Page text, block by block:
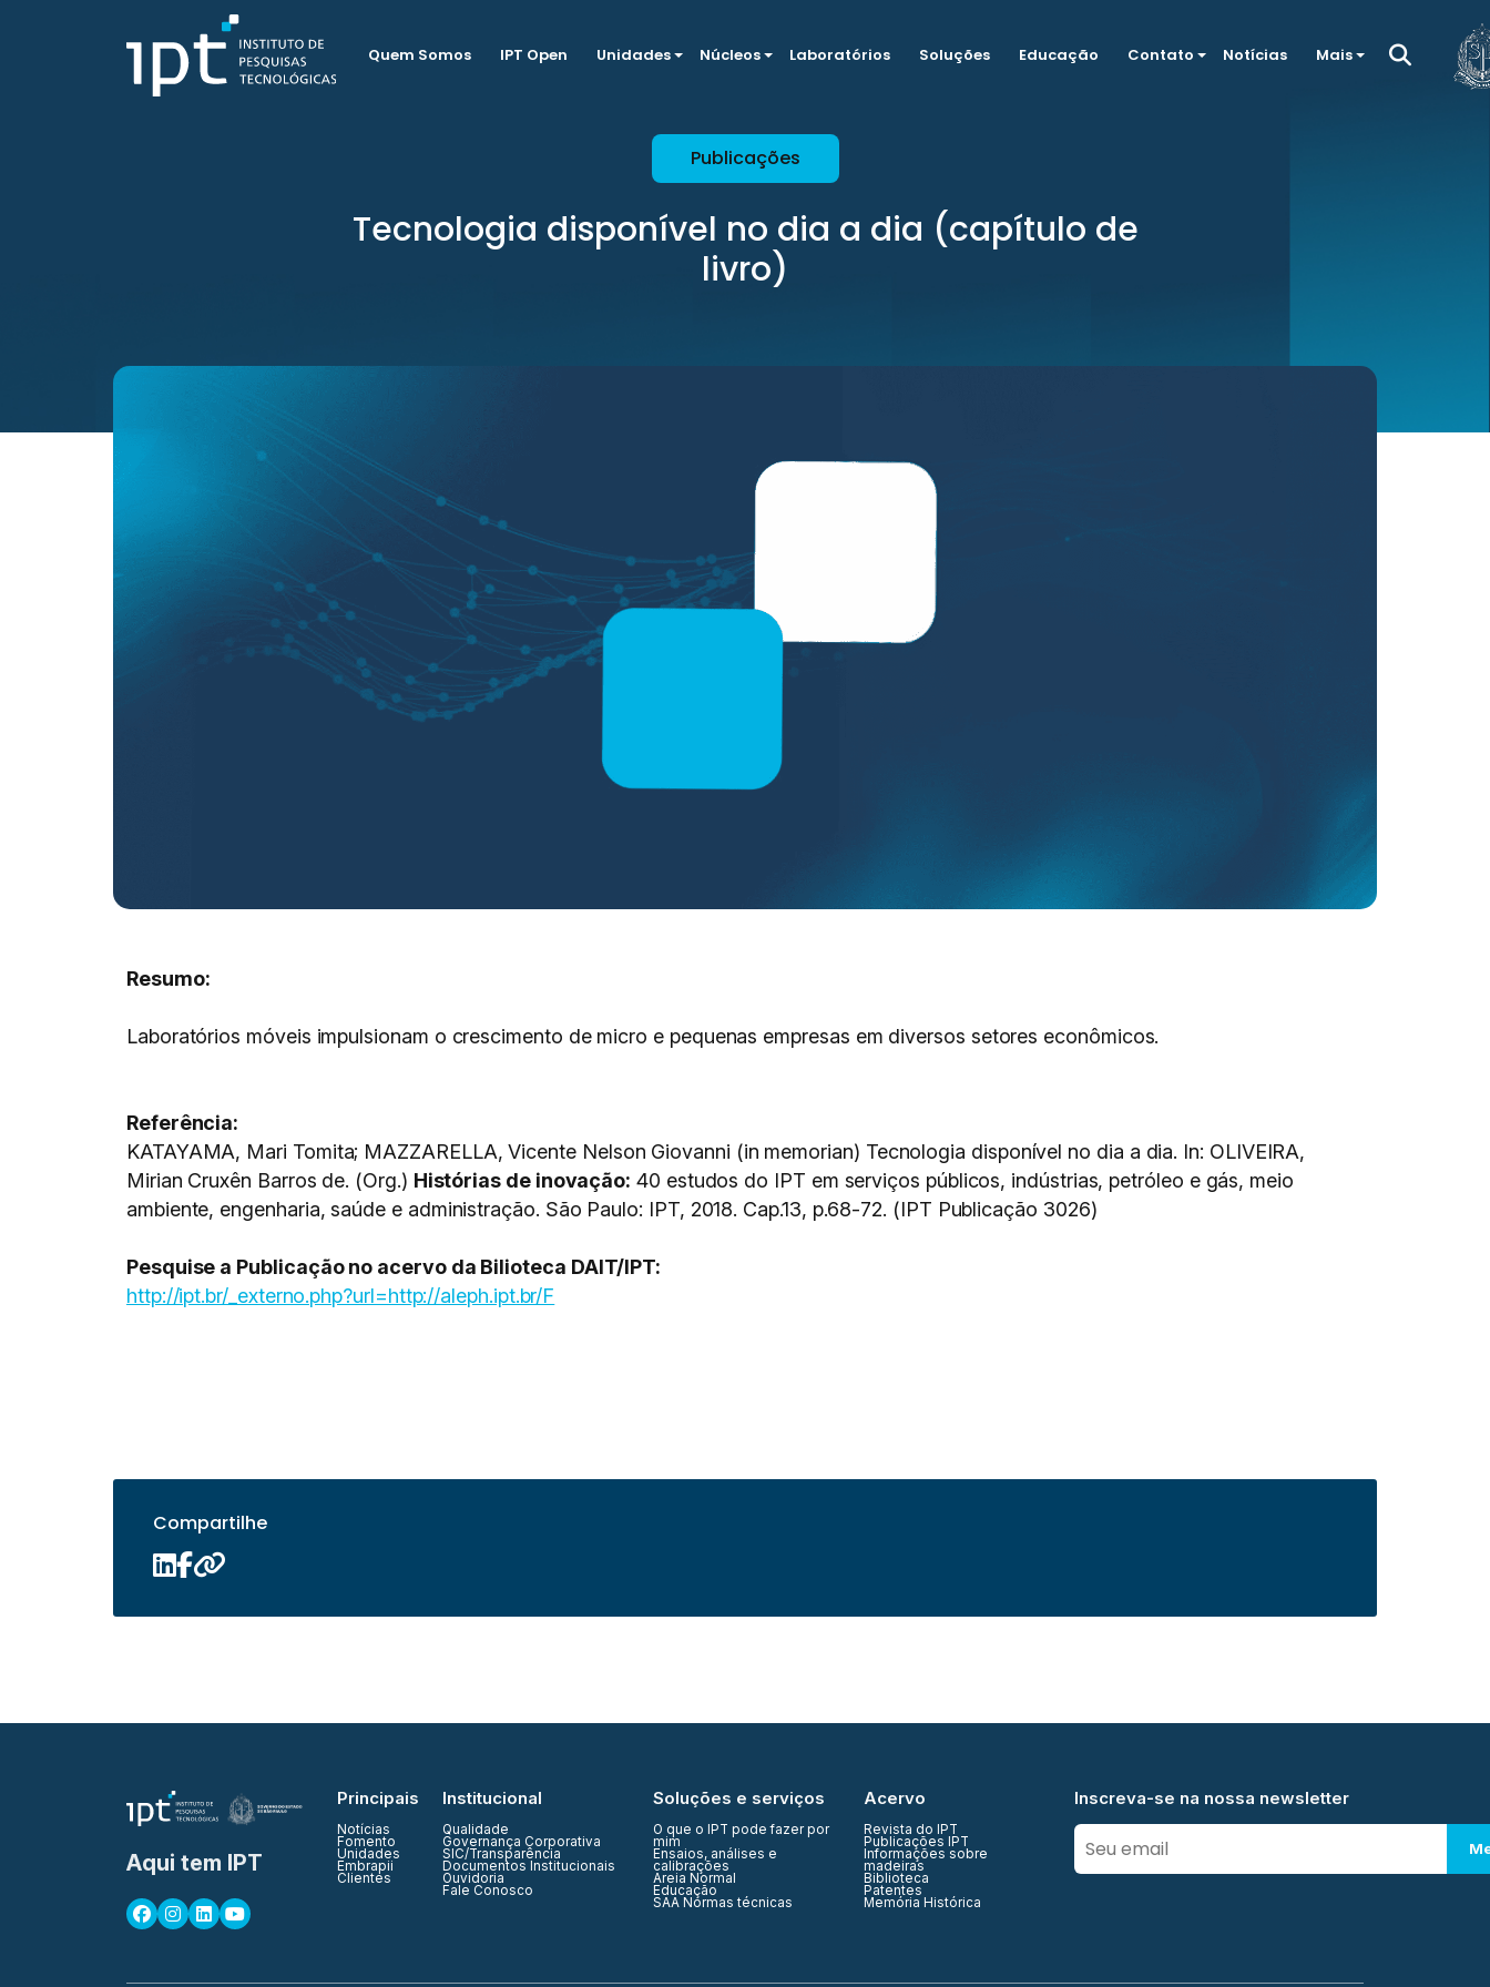
Quem Somos IPT Open Unidades Núcleos Laboratórios Soluções Educação Contato Notícias Mais
Publicações
Tecnologia disponível no dia a dia (capítulo de
livro)
Resumo:
Laboratórios móveis impulsionam o crescimento de micro e pequenas empresas em diversos setores econômicos.
Referência:
KATAYAMA, Mari Tomita; MAZZARELLA, Vicente Nelson Giovanni (in memorian) Tecnologia disponível no dia a dia. In: OLIVEIRA,
Mirian Cruxên Barros de. (Org.) Histórias de inovação: 40 estudos do IPT em serviços públicos, indústrias, petróleo e gás, meio
ambiente, engenharia, saúde e administração. São Paulo: IPT, 2018. Cap.13, p.68-72. (IPT Publicação 3026)
Pesquise a Publicação no acervo da Bilioteca DAIT/IPT:
http://ipt.br/_externo.php?url=http://aleph.ipt.br/F
Compartilhe
Aqui tem IPT
Principais
Notícias
Fomento
Unidades
Embrapii
Clientes
Institucional
Qualidade
Governança Corporativa
SIC/Transparência
Documentos Institucionais
Ouvidoria
Fale Conosco
Soluções e serviços
O que o IPT pode fazer por
mim
Ensaios, análises e
calibrações
Areia Normal
Educação
SAA Normas técnicas
Acervo
Revista do IPT
Publicações IPT
Informações sobre
madeiras
Biblioteca
Patentes
Memória Histórica
Inscreva-se na nossa newsletter